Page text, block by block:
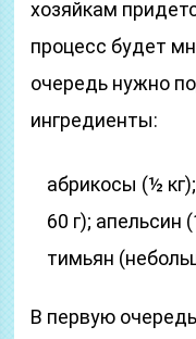
хозяйкам
процесс будет
очередь нужно
ингредиенты:
абрикосы (½
60 г); апельсин
тимьян
В первую